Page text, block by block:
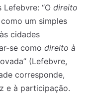
“O direito
um simples
cidades
se como direito à
(Lefebvre,
corresponde,
e à participação.